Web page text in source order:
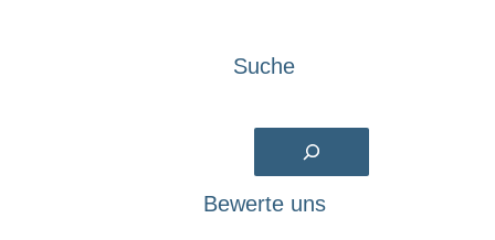
Suche
Bewerte uns